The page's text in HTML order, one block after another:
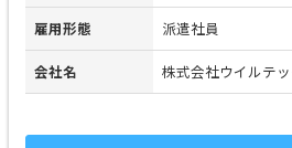
雇用形態 派遣社員
会社名 株式会社ウイルテ